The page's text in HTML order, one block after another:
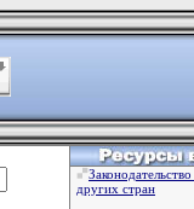
других стран